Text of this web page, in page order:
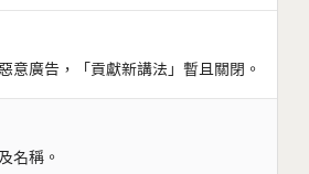
意廣告，「貢獻新講法」暫且關閉。
名稱。